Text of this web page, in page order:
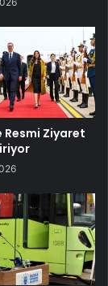
Resmi Ziyaret